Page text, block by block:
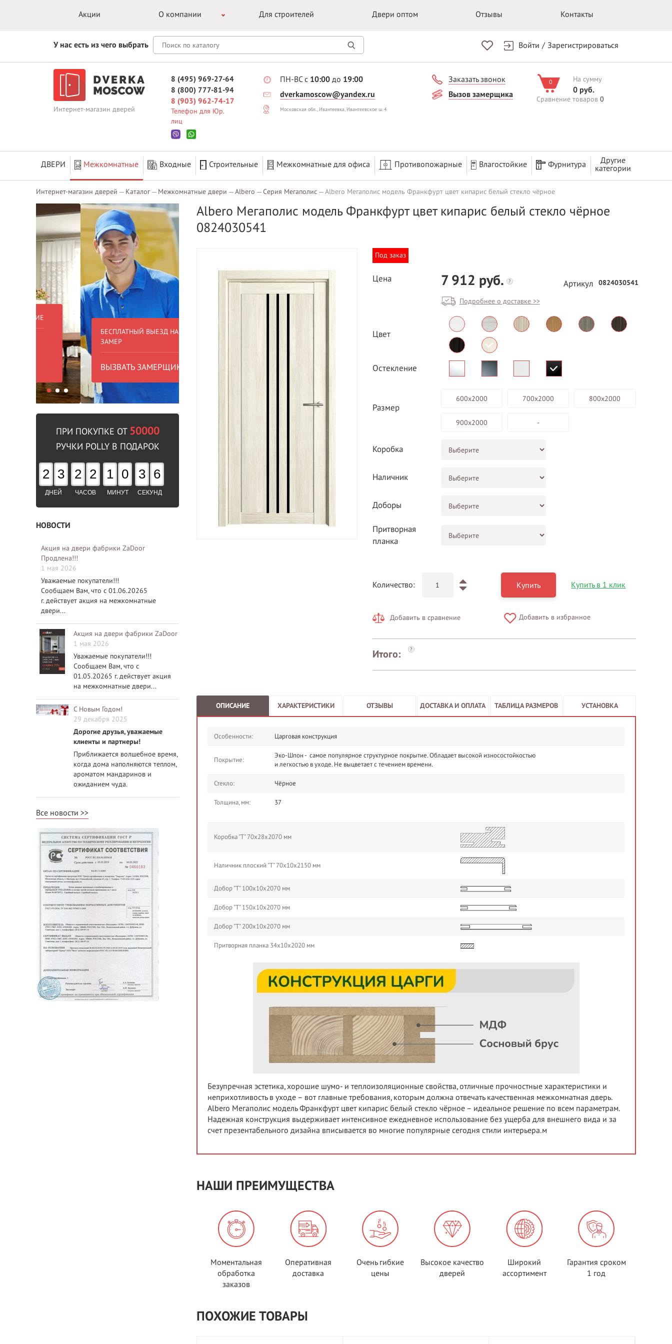
Акции О компании Для строителей Двери оптом Отзывы Контакты
У нас есть из чего выбрать Войти / Зарегистрироваться
Интернет-магазин дверей
8 (495) 969-27-64
8 (800) 777-81-94
8 (903) 962-74-17
Телефон для Юр.
лиц
ПН-ВС с 10:00 до 19:00
dverkamoscow@yandex.ru
Московская обл., Ивантеевка, Ивантеевское ш. 4
Заказать звонок
Вызов замерщика
0 На сумму
0 руб.
Сравнение товаров 0
ДВЕРИ Межкомнатные Входные Строительные Межкомнатные для офиса Противопожарные Влагостойкие Фурнитура
Другие
категории
Интернет-магазин дверей Каталог Межкомнатные двери Albero Серия Мегаполис Albero Мегаполис модель Франкфурт цвет кипарис белый стекло чёрное
БЕСПЛАТНЫЙ ВЫЕЗД НА
ЗАМЕР
ВЫЗВАТЬ ЗАМЕРЩИКА
выгодным ценам
БЕСПЛАТНЫЙ ВЫЕЗД НА
ЗАМЕР
ВЫЗВАТЬ ЗАМЕРЩИКА
ПРИ ПОКУПКЕ ОТ 50000
РУЧКИ POLLY В ПОДАРОК
2 3
ДНЕЙ
2 2
ЧАСОВ
1 0
МИНУТ
3 5
СЕКУНД
НОВОСТИ
Акция на двери фабрики ZaDoor
Продлена!!!
1 мая 2026
Уважаемые покупатели!!!
Сообщаем Вам, что с 01.06.20265
г. действует акция на межкомнатные
двери...
Акция на двери фабрики ZaDoor
1 мая 2026
Уважаемые покупатели!!!
Сообщаем Вам, что с
01.05.20265 г. действует акция
на межкомнатные двери...
С Новым Годом!
29 декабря 2025
Дорогие друзья, уважаемые
клиенты и партнеры!
Приближается волшебное время,
когда дома наполняются теплом,
ароматом мандаринов и
ожиданием чуда.
Все новости
Albero Мегаполис модель Франкфурт цвет кипарис белый стекло чёрное
0824030541
Под заказ
Цена 7 912 руб. ?
Подробнее о доставке >>
Артикул 0824030541
Цвет
Остекление
Размер
600х2000 700х2000 800х2000
900х2000 -
Коробка
Наличник
Доборы
Притворная
планка
Количество: Купить Купить в 1 клик
Добавить в сравнение Добавить в избранное
Итого: ?
ОПИСАНИЕ ХАРАКТЕРИСТИКИ ОТЗЫВЫ ДОСТАВКА И ОПЛАТА ТАБЛИЦА РАЗМЕРОВ УСТАНОВКА
Особенности: Царговая конструкция
Покрытие:
Эко-Шпон - самое популярное структурное покрытие. Обладает высокой износостойкостью
и легкостью в уходе. Не выцветает с течением времени.
Стекло: Чёрное
Толщина, мм: 37
Коробка "Т" 70х28х2070 мм
Наличник плоский "Т" 70х10х2150 мм
Добор "Т" 100х10х2070 мм
Добор "Т" 150х10х2070 мм
Добор "Т" 200х10х2070 мм
Притворная планка 34х10х2020 мм
Безупречная эстетика, хорошие шумо- и теплоизоляционные свойства, отличные прочностные характеристики и
неприхотливость в уходе – вот главные требования, которым должна отвечать качественная межкомнатная дверь.
Albero Мегаполис модель Франкфурт цвет кипарис белый стекло чёрное – идеальное решение по всем параметрам.
Надежная конструкция выдерживает интенсивное ежедневное использование без ущерба для внешнего вида и за
счет презентабельного дизайна вписывается во многие популярные сегодня стили интерьера.м
НАШИ ПРЕИМУЩЕСТВА
Моментальная
обработка
заказов
Оперативная
доставка
Очень гибкие
цены
Высокое качество
дверей
Широкий
ассортимент
Гарантия сроком
1 год
ПОХОЖИЕ ТОВАРЫ